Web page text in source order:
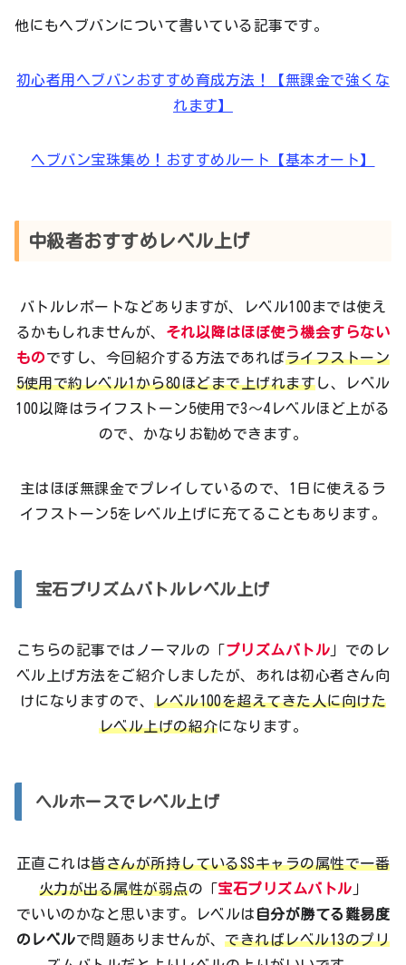
他にもヘブバンについて書いている記事です。
初心者用ヘブバンおすすめ育成方法！【無課金で強くな
れます】
ヘブバン宝珠集め！おすすめルート【基本オート】
中級者おすすめレベル上げ
バトルレポートなどありますが、レベル100までは使え
るかもしれませんが、 それ以降はほぼ使う機会すらない
ものですし、今回紹介する方法であればライフストーン
5使用で約レベル1から80ほどまで上げれますし、レベル
100以降はライフストーン5使用で3～4レベルほど上がる
ので、かなりお勧めできます。
主はほぼ無課金でプレイしているので、1日に使えるラ
イフストーン5をレベル上げに充てることもあります。
宝石プリズムバトルレベル上げ
こちらの記事ではノーマルの「プリズムバトル 」でのレ
ベル上げ方法をご紹介しましたが、あれは初心者さん向
けになりますので、レベル100を超えてきた人に向けた
レベル上げの紹介になります。
ヘルホースでレベル上げ
正直これは皆さんが所持しているSSキャラの属性で一番
火力が出る属性が弱点の「宝石プリズムバトル 」
でいいのかなと思います。レベルは 自分が勝てる難易度
のレベルで問題ありませんが、できればレベル13のプリ